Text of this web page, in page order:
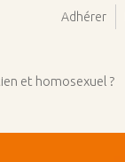
Adhérer
et homosexuel ?